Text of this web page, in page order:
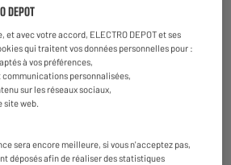
d'oeuvre et déplacement à domicile.
DEPOT
avec votre accord, ELECTRO DEPOT et ses
qui traitent vos données personnelles pour :
à vos préférences,
personnalisées,
sur les réseaux sociaux,
site web.
sera encore meilleure, si vous n'acceptez pas,
déposés afin de réaliser des statistiques